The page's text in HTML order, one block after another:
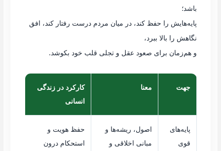
باشد؛
پایه‌هایش را حفظ کند، در میان مردم درست رفتار کند، افق
نگاهش را بالا ببرد،
و هم‌زمان برای صعود عقل و تجلی قلب خود بکوشد.
جهت معنا
کارکرد در زندگی
انسانی
پایه‌های
قوی
اصول، ریشه‌ها و
مبانی اخلاقی و
حفظ هویت و
استحکام درون